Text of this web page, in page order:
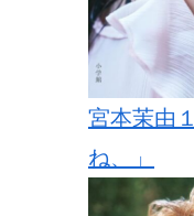
宮本茉由
ね、」